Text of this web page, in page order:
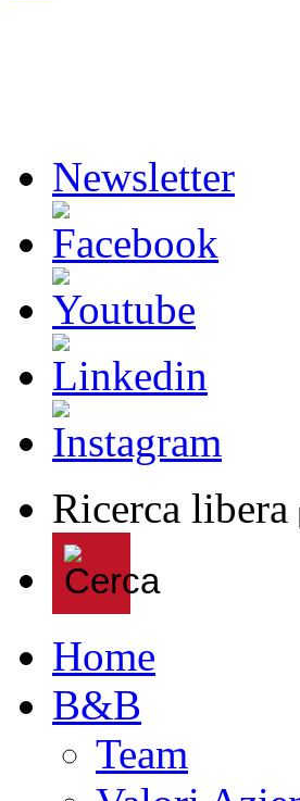
Newsletter
Ricerca libera
Home
B&B
Team